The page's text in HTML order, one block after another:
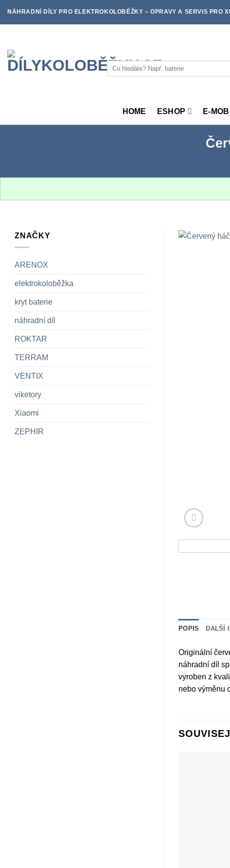
NÁHRADNÍ DÍLY PRO ELEKTROKOLOBĚŽKY – OPRAVY A SERVIS PRO
Hledat:
HOME ESHOP E-MOB
ZNAČKY
ARENOX
elektrokoloběžka
kryt baterie
náhradní díl
ROKTAR
TERRAM
VENTIX
viketory
Xiaomi
ZEPHIR
POPIS DALŠÍ
Originální
náhradní díl
vyroben z
nebo výměnu